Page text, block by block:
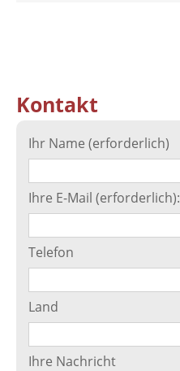
Kontakt
Ihr Name (erforderlich)
Ihre E-Mail (erforderlich):
Telefon
Land
Ihre Nachricht